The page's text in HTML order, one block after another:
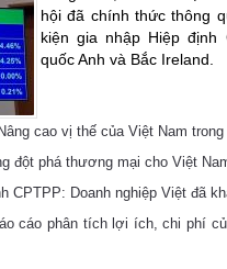
hội đã chính thức thông
kiện gia nhập Hiệp định
quốc Anh và Bắc Ireland.
cao vị thế của Việt Nam
đột phá thương mại cho Việt
CPTPP: Doanh nghiệp Việt đã
cáo phân tích lợi ích, chi phí